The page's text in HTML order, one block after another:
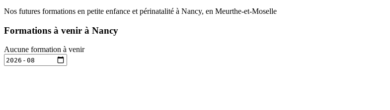
Nos futures formations en petite enfance et périnatalité à Nancy, en Meurthe-et-Moselle
Formations à venir à Nancy
Aucune formation à venir